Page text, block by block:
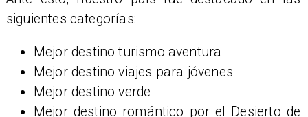
siguientes categorías:
Mejor destino turismo aventura
Mejor destino viajes para jóvenes
Mejor destino verde
Mejor destino romántico por el Desierto de